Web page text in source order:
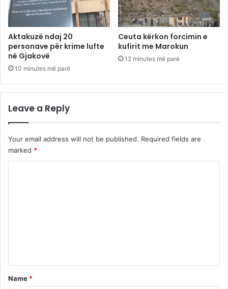
Aktakuzë ndaj 20
personave për krime lufte
në Gjakovë
10 minutes më parë
Ceuta kërkon forcimin e
kufirit me Marokun
12 minutes më parë
Leave a Reply
Your email address will not be published. Required fields are
marked *
*
Name *